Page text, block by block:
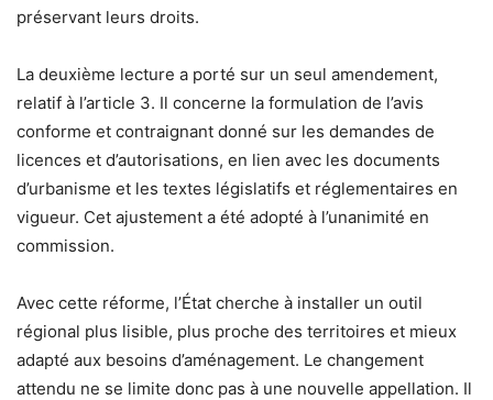
préservant leurs droits.
La deuxième lecture a porté sur un seul amendement,
relatif à l’article 3. Il concerne la formulation de l’avis
conforme et contraignant donné sur les demandes de
licences et d’autorisations, en lien avec les documents
d’urbanisme et les textes législatifs et réglementaires en
vigueur. Cet ajustement a été adopté à l’unanimité en
commission.
Avec cette réforme, l’État cherche à installer un outil
régional plus lisible, plus proche des territoires et mieux
adapté aux besoins d’aménagement. Le changement
attendu ne se limite donc pas à une nouvelle appellation. Il